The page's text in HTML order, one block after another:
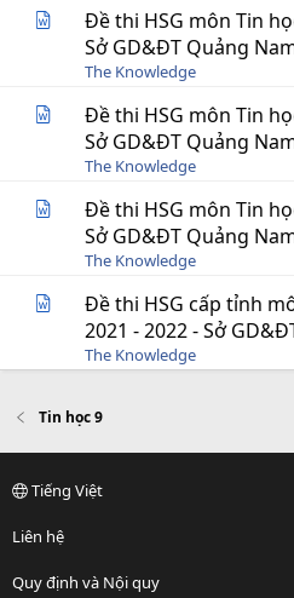
Đề thi HSG môn Tin
Sở GD&ĐT Quảng
The Knowledge
Đề thi HSG môn Tin
Sở GD&ĐT Quảng
The Knowledge
Đề thi HSG môn Tin
Sở GD&ĐT Quảng
The Knowledge
Đề thi HSG cấp tỉnh
2021 - 2022 - Sở
The Knowledge
Tin học 9
Tiếng Việt
Liên hệ
Quy định và Nội quy